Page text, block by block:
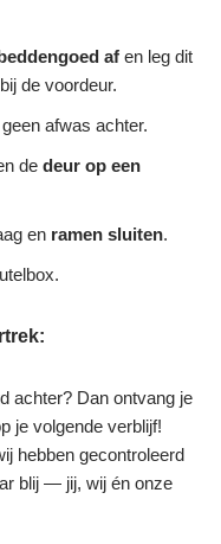
af en leg dit
de voordeur.
afwas achter.
de deur op een
en ramen sluiten.
achter? Dan ontvang je
je volgende verblijf!
hebben gecontroleerd
blij — jij, wij én onze